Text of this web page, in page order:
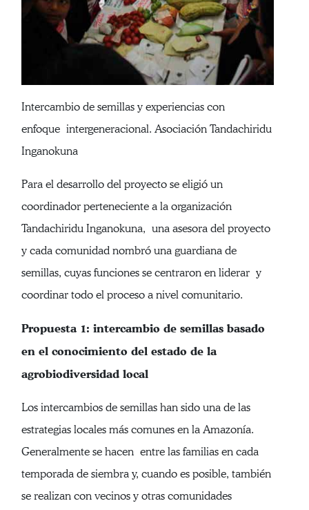
Intercambio de semillas y experiencias con
enfoque intergeneracional. Asociación Tandachiridu
Inganokuna
Para el desarrollo del proyecto se eligió un
coordinador perteneciente a la organización
Tandachiridu Inganokuna, una asesora del proyecto
y cada comunidad nombró una guardiana de
semillas, cuyas funciones se centraron en liderar y
coordinar todo el proceso a nivel comunitario.
Propuesta 1: intercambio de semillas basado
en el conocimiento del estado de la
agrobiodiversidad local
Los intercambios de semillas han sido una de las
estrategias locales más comunes en la Amazonía.
Generalmente se hacen entre las familias en cada
temporada de siembra y, cuando es posible, también
se realizan con vecinos y otras comunidades